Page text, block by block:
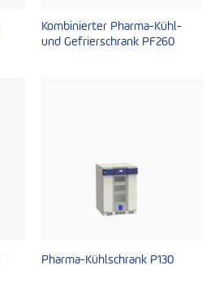
Kombinierter Pharma-Kühl-
und Gefrierschrank PF260
Pharma-Kühlschrank P130